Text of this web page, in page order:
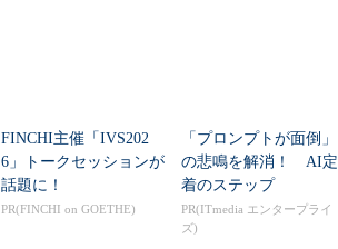
FINCHI主催「IVS202
6」トークセッションが
話題に！
PR(FINCHI on GOETHE)
「プロンプトが面倒」
の悲鳴を解消！ AI定
着のステップ
PR(ITmedia エンタープライ
ズ)